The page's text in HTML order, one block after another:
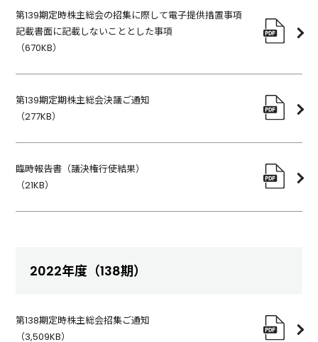
第139期定時株主総会の招集に際して電子提供措置事項
記載書面に記載しないこととした事項
（670KB）
第139期定期株主総会決議ご通知
（277KB）
臨時報告書（議決権行使結果）
（21KB）
2022年度（138期）
第138期定時株主総会招集ご通知
（3,509KB）